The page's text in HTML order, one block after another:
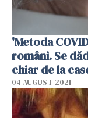
'Metoda
români. Se
chiar de la
04 AUGUST 2021